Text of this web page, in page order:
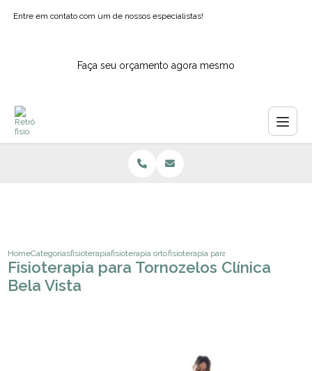
Entre em contato com um de nossos especialistas!
Faça seu orçamento agora mesmo
HomeCategoriasfisioterapiafisioterapia ortopedica para criancas
fisioterapia para tornozelos clinica
Fisioterapia para Tornozelos Clínica
Bela Vista